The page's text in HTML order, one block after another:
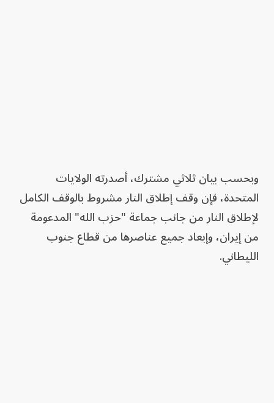
وبحسب بيان ثلاثي مشترك، أصدرته الولايات
المتحدة، فإن وقف إطلاق النار مشروط بالوقف الكامل
لإطلاق النار من جانب جماعة "حزب الله" المدعومة
من إيران، وإبعاد جميع عناصرها من قطاع جنوب
الليطاني.